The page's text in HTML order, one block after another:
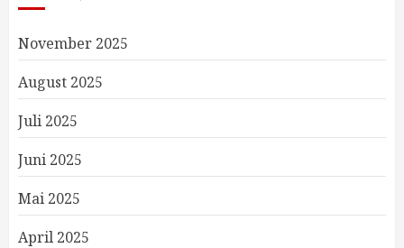
November 2025
August 2025
Juli 2025
Juni 2025
Mai 2025
April 2025